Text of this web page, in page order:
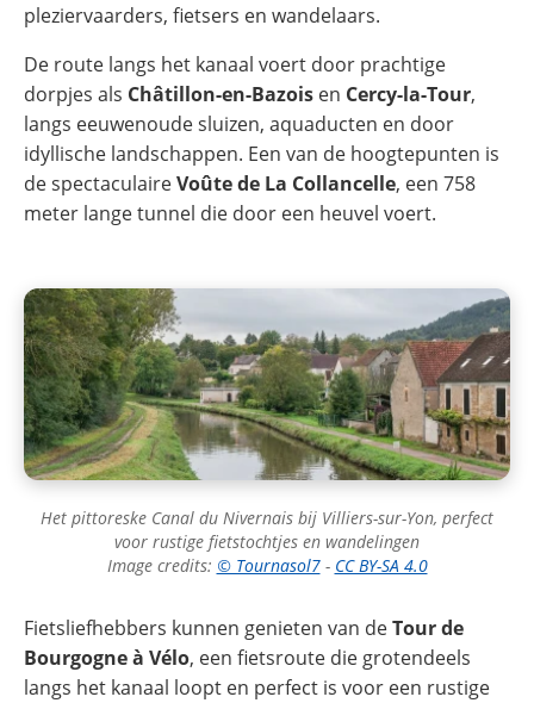
pleziervaarders, fietsers en wandelaars.
De route langs het kanaal voert door prachtige
dorpjes als Châtillon-en-Bazois en Cercy-la-Tour,
langs eeuwenoude sluizen, aquaducten en door
idyllische landschappen. Een van de hoogtepunten is
de spectaculaireVoûte de La Collancelle, een 758
meter lange tunnel die door een heuvel voert.
Het pittoreske Canal du Nivernais bij Villiers-sur-Yon, perfect
voor rustige fietstochtjes en wandelingen
Image credits: © Tournasol7- CC BY-SA 4.0
Fietsliefhebbers kunnen genieten van deTour de
Bourgogne à Vélo, een fietsroute die grotendeels
langs het kanaal loopt en perfect is voor een rustige